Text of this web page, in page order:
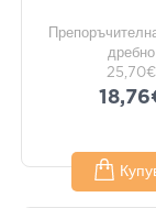
дребно
25,70€